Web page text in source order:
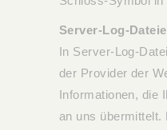
Server-Log-
In Server-Log-
der Provider der
Informationen, die
an uns übermittelt.